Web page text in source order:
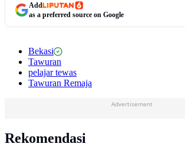
Add
as a preferred source on Google
Bekasi
Tawuran
pelajar tewas
Tawuran Remaja
Advertisement
Rekomendasi